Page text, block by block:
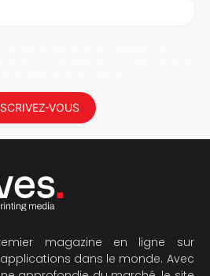
VOUS
magazine en ligne sur
applications dans le monde. Avec